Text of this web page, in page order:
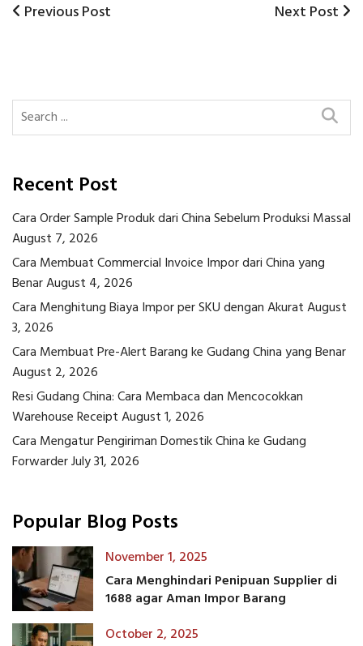
Post
Previous
Previous Post
Next
Next Post
Recent Post
Cara Order Sample Produk dari China Sebelum Produksi Massal
August 7, 2026
Cara Membuat Commercial Invoice Impor dari China yang
BenarAugust 4, 2026
Cara Menghitung Biaya Impor per SKU dengan AkuratAugust
3, 2026
Cara Membuat Pre-Alert Barang ke Gudang China yang Benar
August 2, 2026
Resi Gudang China: Cara Membaca dan Mencocokkan
Warehouse ReceiptAugust 1, 2026
Cara Mengatur Pengiriman Domestik China ke Gudang
ForwarderJuly 31, 2026
Popular Blog Posts
November 1, 2025
Cara Menghindari Penipuan Supplier di
1688 agar Aman Impor Barang
October 2, 2025